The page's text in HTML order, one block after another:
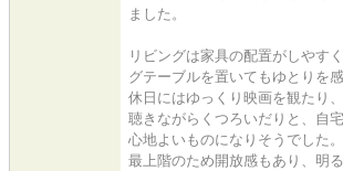
ました。
リビングは家具の配置がしやす
グテーブルを置いてもゆとりを
休日にはゆっくり映画を観たり
聴きながらくつろいだりと、自
心地よいものになりそうでした。
最上階のため開放感もあり、明